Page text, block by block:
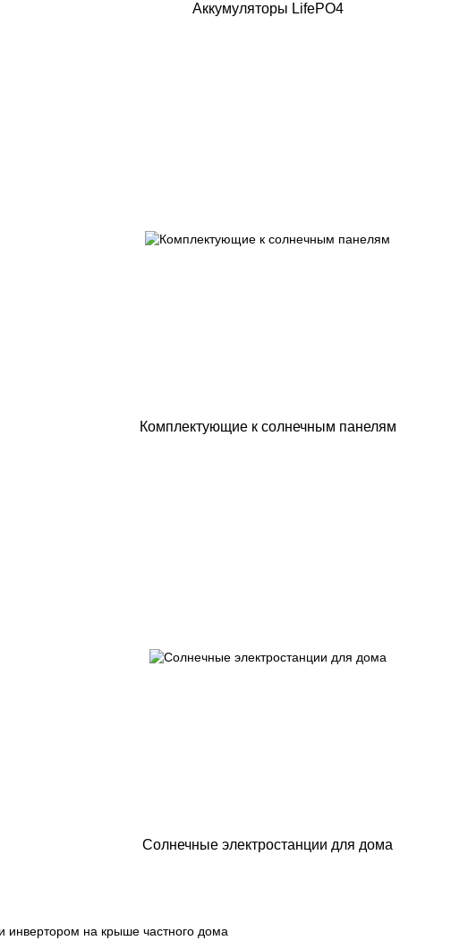
Аккумуляторы LifePO4
Комплектующие к солнечным панелям
Солнечные электростанции для дома